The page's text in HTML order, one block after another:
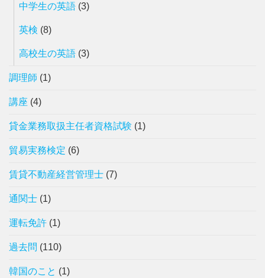
中学生の英語 (3)
英検 (8)
高校生の英語 (3)
調理師 (1)
講座 (4)
貸金業務取扱主任者資格試験 (1)
貿易実務検定 (6)
賃貸不動産経営管理士 (7)
通関士 (1)
運転免許 (1)
過去問 (110)
韓国のこと (1)